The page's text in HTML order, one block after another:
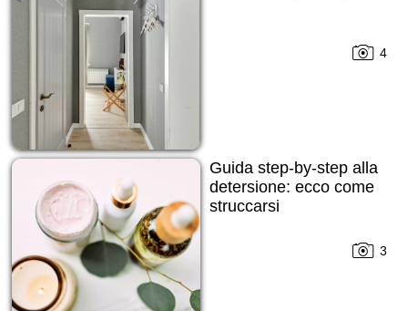
4
Guida step-by-step alla
detersione: ecco come
struccarsi
3